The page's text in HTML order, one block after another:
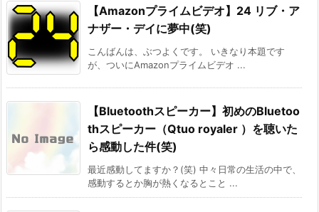
【Amazonプライムビデオ】24 リブ・ア
ナザー・デイに夢中(笑)
こんばんは、ぶつよくです。 いきなり本題です
が、ついにAmazonプライムビデオ ...
【Bluetoothスピーカー】初めのBluetoo
thスピーカー（Qtuo royaler ）を聴いた
ら感動した件(笑)
最近感動してますか？(笑) 中々日常の生活の中で、
感動するとか胸が熱くなるとこと ...